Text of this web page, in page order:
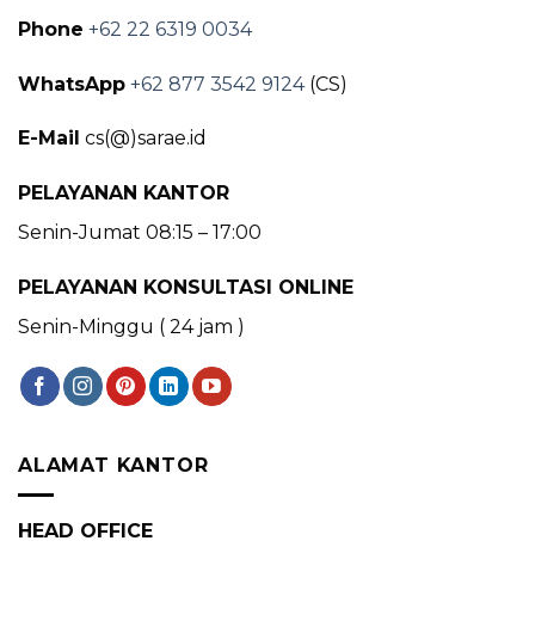
Phone +62 22 6319 0034
WhatsApp +62 877 3542 9124(CS)
E-Mail cs(@)sarae.id
PELAYANAN KANTOR
Senin-Jumat 08:15 – 17:00
PELAYANAN KONSULTASI ONLINE
Senin-Minggu ( 24 jam )
ALAMAT KANTOR
HEAD OFFICE